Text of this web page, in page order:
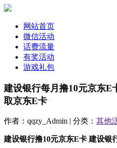
网站首页
微信活动
话费流量
有奖活动
游戏礼包
建设银行每月撸10元京东E
取京东E卡
作者：qqzy_Admin | 分类： 其他
建设银行撸10元京东E卡 建设银